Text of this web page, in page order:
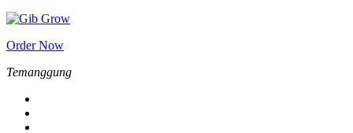
Order Now
Temanggung